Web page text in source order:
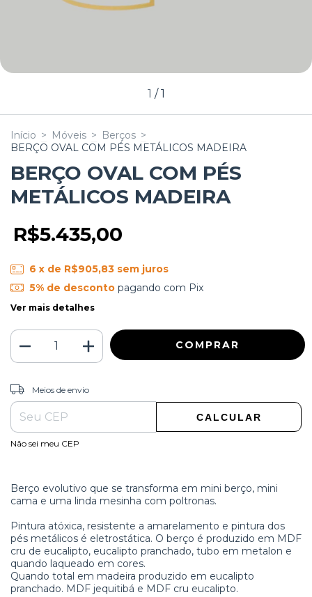
1 /1
Início > Móveis > Berços >
BERÇO OVAL COM PÉS METÁLICOS MADEIRA
BERÇO OVAL COM PÉS
METÁLICOS MADEIRA
R$5.435,00
6 x de R$905,83 sem juros
5% de descontopagando com Pix
Ver mais detalhes
Entregas para o CEP:
Meios de envio
CALCULAR
Não sei meu CEP
Berço evolutivo que se transforma em mini berço, mini
cama e uma linda mesinha com poltronas.
Pintura atóxica, resistente a amarelamento e pintura dos
pés metálicos é eletrostática. O berço é produzido em MDF
cru de eucalipto, eucalipto pranchado, tubo em metalon e
quando laqueado em cores.
Quando total em madeira produzido em eucalipto
pranchado. MDF jequitibá e MDF cru eucalipto.